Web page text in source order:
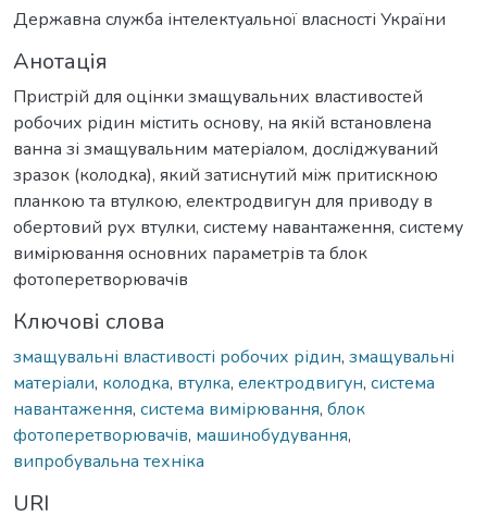
Державна служба інтелектуальної власності України
Анотація
Пристрій для оцінки змащувальних властивостей
робочих рідин містить основу, на якій встановлена
ванна зі змащувальним матеріалом, досліджуваний
зразок (колодка), який затиснутий між притискною
планкою та втулкою, електродвигун для приводу в
обертовий рух втулки, систему навантаження, систему
вимірювання основних параметрів та блок
фотоперетворювачів
Ключові слова
змащувальні властивості робочих рідин, змащувальні
матеріали, колодка, втулка, електродвигун, система
навантаження, система вимірювання, блок
фотоперетворювачів, машинобудування,
випробувальна техніка
URI